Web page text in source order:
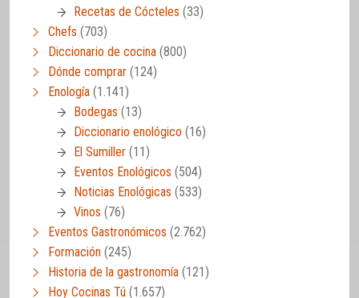
Recetas de Cócteles (33)
Chefs (703)
Diccionario de cocina (800)
Dónde comprar (124)
Enología (1.141)
Bodegas (13)
Diccionario enológico (16)
El Sumiller (11)
Eventos Enológicos (504)
Noticias Enológicas (533)
Vinos (76)
Eventos Gastronómicos (2.762)
Formación (245)
Historia de la gastronomía (121)
Hoy Cocinas Tú (1.657)